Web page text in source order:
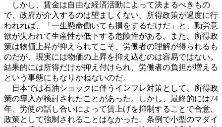
しかし、賃金は自由な経済活動によって決まるべきもの
で、政府が介入するのは望ましくない。所得政策が過度に行
われれば、「一生懸命働いても損をするだけだ」と、勤労意
欲が失われて生産性が低下する危険性がある。また、所得政
策は物価上昇が抑えられてこそ、労働者の理解が得られるも
のだが、現実には物価の上昇を抑え込むのは容易ではない。
結果的には所得だけが抑え付けられ、労働者の負担が増える
という事態にもなりかねないのだ。
日本では石油ショックに伴うインフレ対策として、所得政
策の導入が検討されたことがあった。しかし、最終的には74
年、労使の話し合いによって賃上げを抑制することで合意、
政策として強制されることはなかった。条例で小型のマダイ